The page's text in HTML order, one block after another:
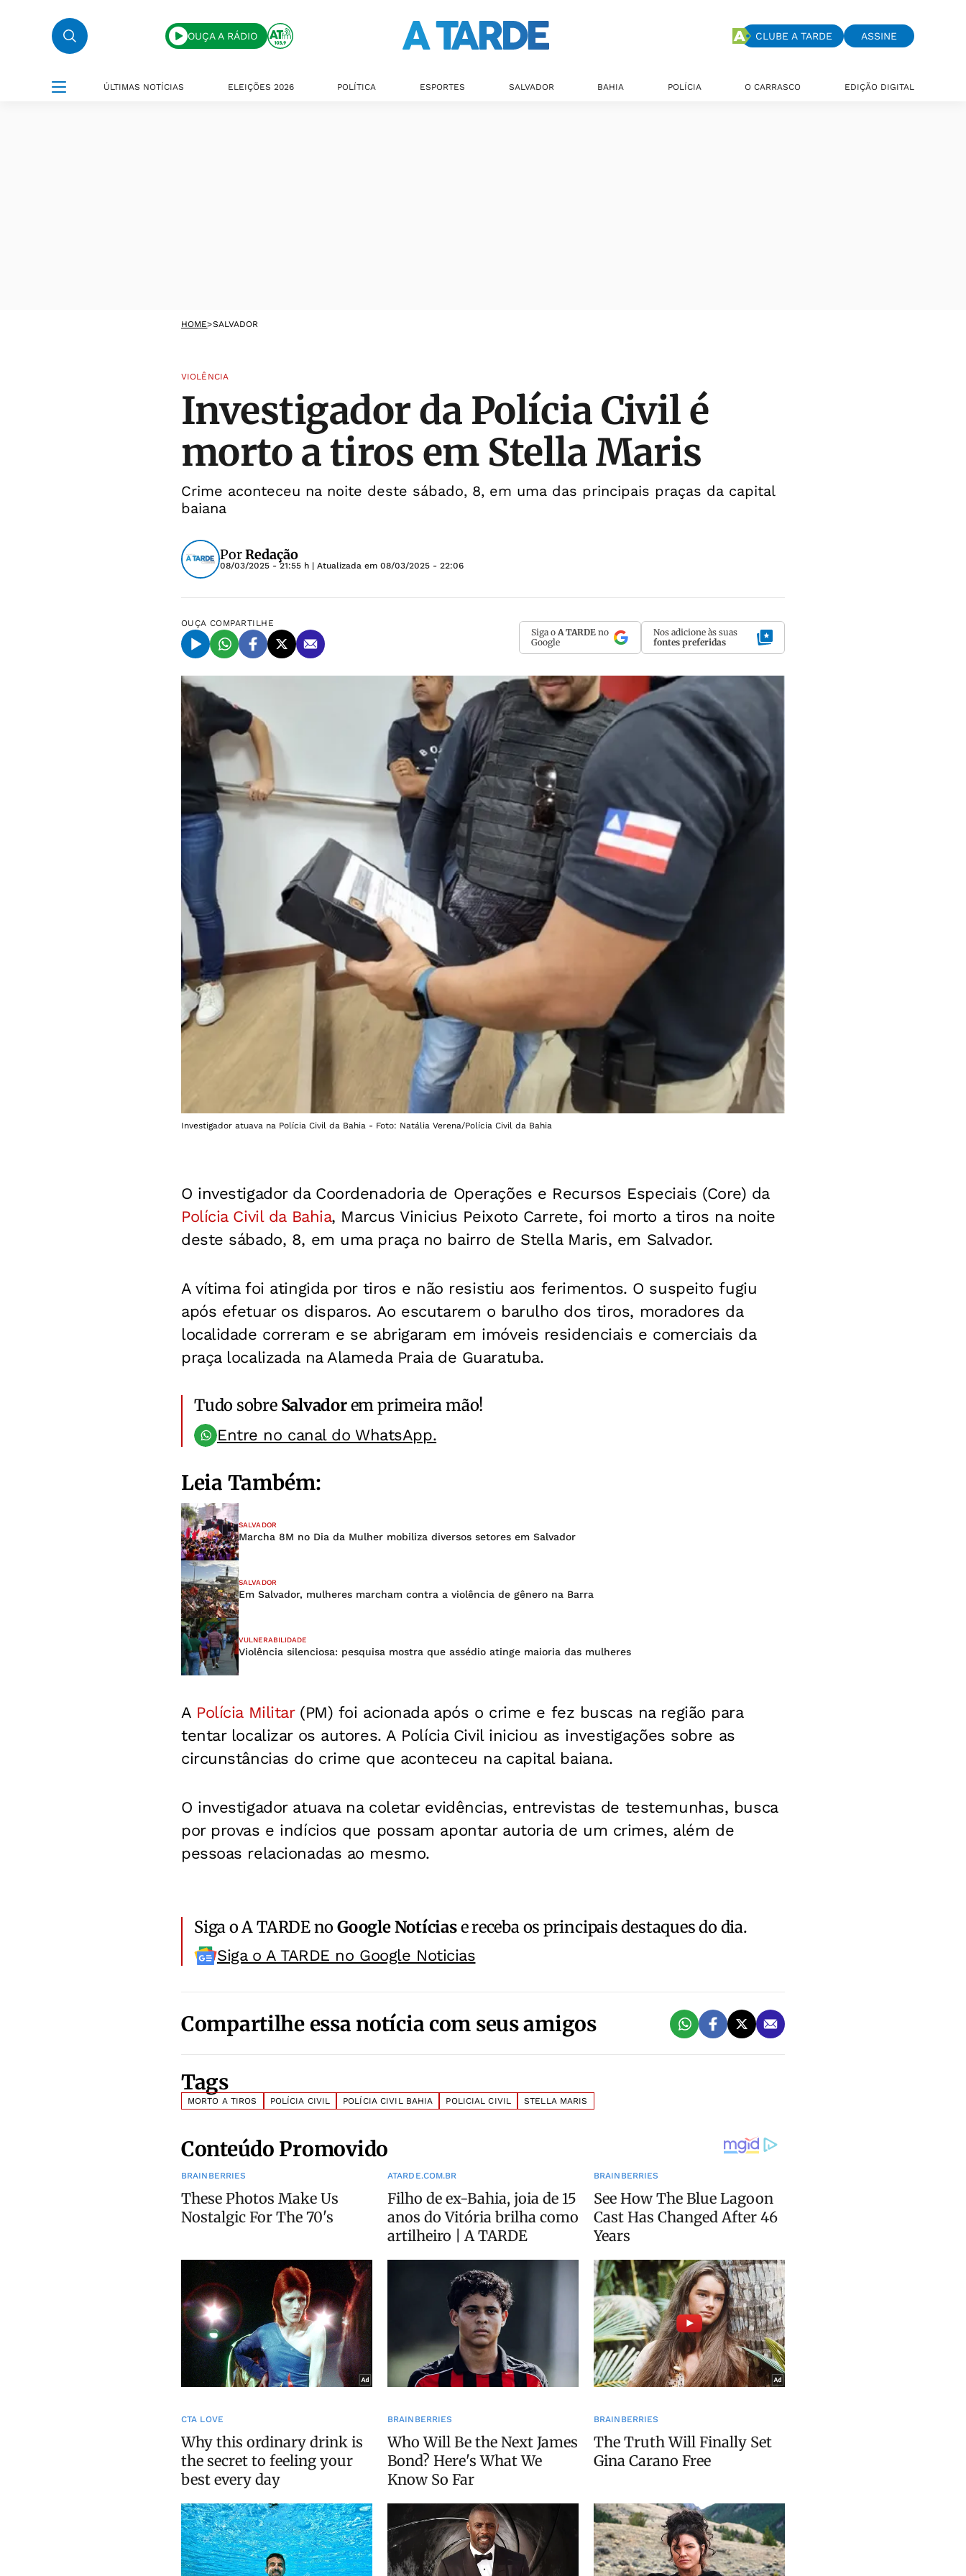
OUÇA A RÁDIO CLUBE A TARDE ASSINE
ÚLTIMAS NOTÍCIAS ELEIÇÕES 2026 POLÍTICA ESPORTES SALVADOR BAHIA POLÍCIA O CARRASCO EDIÇÃO DIGITAL
HOME>SALVADOR
VIOLÊNCIA
Investigador da Polícia Civil é
morto a tiros em Stella Maris
Crime aconteceu na noite deste sábado, 8, em uma das principais praças da capital
baiana
PorRedação
08/03/2025 - 21:55 h | Atualizada em 08/03/2025 - 22:06
OUÇA COMPARTILHE
Siga o A TARDE no
Google
Nos adicione às suas
fontes preferidas
Investigador atuava na Polícia Civil da Bahia - Foto: Natália Verena/Polícia Civil da Bahia
O investigador da Coordenadoria de Operações e Recursos Especiais (Core) da
Polícia Civil da Bahia, Marcus Vinicius Peixoto Carrete, foi morto a tiros na noite
deste sábado, 8, em uma praça no bairro de Stella Maris, em Salvador.
A vítima foi atingida por tiros e não resistiu aos ferimentos. O suspeito fugiu
após efetuar os disparos. Ao escutarem o barulho dos tiros, moradores da
localidade correram e se abrigaram em imóveis residenciais e comerciais da
praça localizada na Alameda Praia de Guaratuba.
Tudo sobre Salvadorem primeira mão!
Entre no canal do WhatsApp.
Leia Também:
SALVADOR
Marcha 8M no Dia da Mulher mobiliza diversos setores em Salvador
SALVADOR
Em Salvador, mulheres marcham contra a violência de gênero na Barra
VULNERABILIDADE
Violência silenciosa: pesquisa mostra que assédio atinge maioria das mulheres
A Polícia Militar (PM) foi acionada após o crime e fez buscas na região para
tentar localizar os autores. A Polícia Civil iniciou as investigações sobre as
circunstâncias do crime que aconteceu na capital baiana.
O investigador atuava na coletar evidências, entrevistas de testemunhas, busca
por provas e indícios que possam apontar autoria de um crimes, além de
pessoas relacionadas ao mesmo.
Siga o A TARDE noGoogle Notíciase receba os principais destaques do dia.
Siga o A TARDE no Google Noticias
Compartilhe essa notícia com seus amigos
Tags
MORTO A TIROS POLÍCIA CIVIL POLÍCIA CIVIL BAHIA POLICIAL CIVIL STELLA MARIS